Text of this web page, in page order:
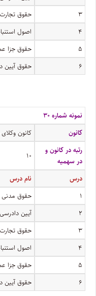
۳
حقوق تجارت
۴
اصول
۵
حقوق جزا
۶
حقوق آیین
نمونه شماره ۳۰
کانون
کانون
رتبه در کانون و
در سهمیه
۱۰
درس
نام درس
۱
حقوق مدنی
۲
آیین
۳
حقوق تجارت
۴
اصول
۵
حقوق جزا
۶
حقوق آیین